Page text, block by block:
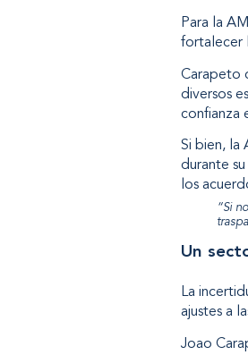
Para la
fortalecer
Carapeto
diversos
confianza
Si bien, la
durante
los
“Si
Un
La
ajustes a
Joao